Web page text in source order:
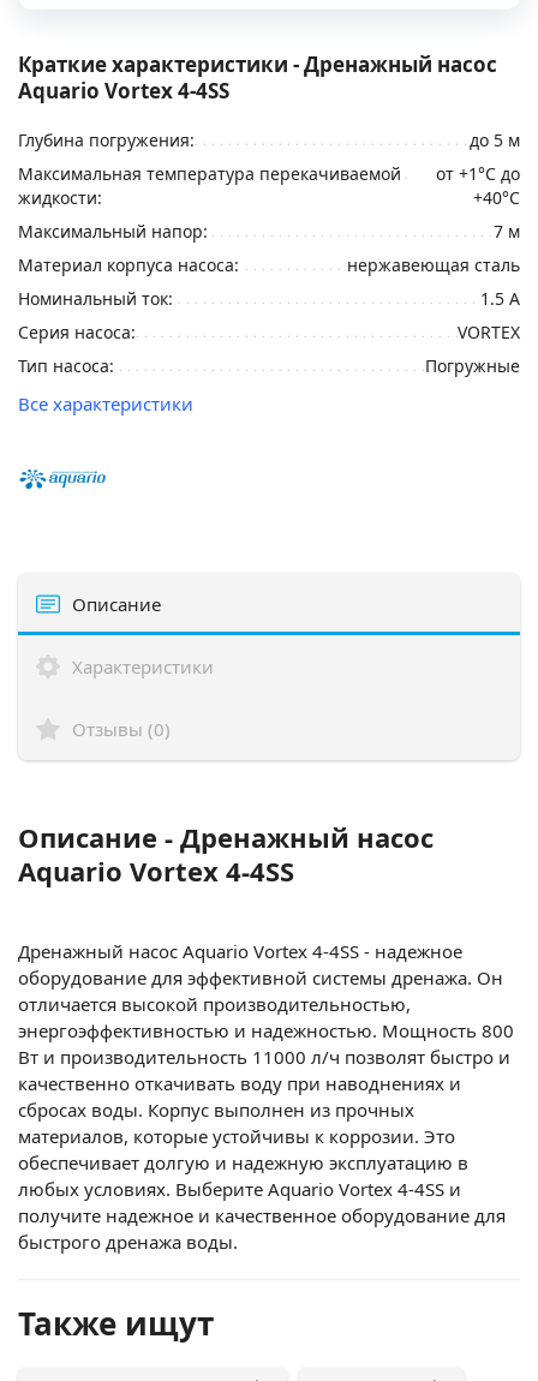
Краткие характеристики - Дренажный насос
Aquario Vortex 4-4SS
Глубина погружения:
до 5 м
Максимальная температура перекачиваемой
жидкости:
от +1°С до
+40°С
Максимальный напор:
7 м
Материал корпуса насоса:
нержавеющая сталь
Номинальный ток:
1.5 А
Серия насоса:
VORTEX
Тип насоса:
Погружные
Все характеристики
Описание
Характеристики
Отзывы (0)
Описание - Дренажный насос
Aquario Vortex 4-4SS
Дренажный насос Aquario Vortex 4-4SS - надежное
оборудование для эффективной системы дренажа. Он
отличается высокой производительностью,
энергоэффективностью и надежностью. Мощность 800
Вт и производительность 11000 л/ч позволят быстро и
качественно откачивать воду при наводнениях и
сбросах воды. Корпус выполнен из прочных
материалов, которые устойчивы к коррозии. Это
обеспечивает долгую и надежную эксплуатацию в
любых условиях. Выберите Aquario Vortex 4-4SS и
получите надежное и качественное оборудование для
быстрого дренажа воды.
Также ищут